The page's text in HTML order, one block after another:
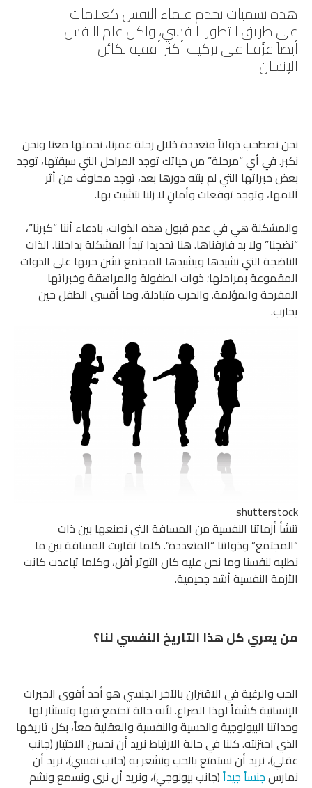
هذه تسميات تخدم علماء النفس كعلامات
على طريق التطور النفسي، ولكن علم النفس
أيضاً عرَّفنا على تركيب أكثر أفقية لكائن
الإنسان.
نحن نصطحب ذواتاً متعددة خلال رحلة عمرنا، نحملها معنا ونحن
نكبر. في أي “مرحلة” من حياتك توجد المراحل التي سبقتها، توجد
بعض خبراتها التي لم ينته دورها بعد، توجد مخاوف من أثر
آلامها، وتوجد توقعات وأمانٍ لا زلنا نتشبث بها.
والمشكلة هي في عدم قبول هذه الذوات، بادعاء أننا “كبرنا”،
“نضجنا” ولا بد فارقناها. هنا تحديدا تبدأ المشكلة بداخلنا. الذات
الناضجة التي نشيدها ويشيدها المجتمع تشن حربها على الذوات
المقموعة بمراحلها؛ ذوات الطفولة والمراهقة وخبراتها
المفرحة والمؤلمة. والحرب متبادلة. وما أقسى الطفل حين
يحارب.
shutterstock
تنشأ أزماتنا النفسية من المسافة التي نصنعها بين ذات
“المجتمع” وذواتنا “المتعددة”. كلما تقاربت المسافة بين ما
نطلبه لنفسنا وما نحن عليه كان التوتر أقل، وكلما تباعدت كانت
الأزمة النفسية أشد جحيمية.
من يعري كل هذا التاريخ النفسي لنا؟
الحب والرغبة في الاقتران بالآخر الجنسي هو أحد أقوى الخبرات
الإنسانية كشفاً لهذا الصراع. لأنه حالة تجتمع فيها وتستثار لها
وحداتنا البيولوجية والحسية والنفسية والعقلية معاً، بكل تاريخها
الذي اختزنته. كلنا في حالة الارتباط نريد أن نحسن الاختيار (جانب
عقلي)، نريد أن نستمتع بالحب ونشعر به (جانب نفسي)، نريد أن
نمارسجنساً جيداً(جانب بيولوجي)، ونريد أن نرى ونسمع ونشم